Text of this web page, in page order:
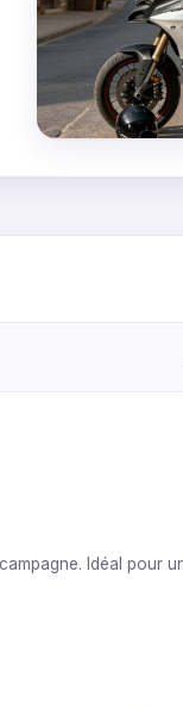
MapLibre|OpenFreeMap ©
Idéal pour